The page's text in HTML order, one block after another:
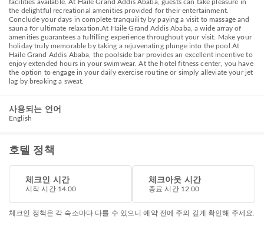
facilities available. At Haile Grand Addis Ababa, guests can take pleasure in
the delightful recreational amenities provided for their entertainment.
Conclude your days in complete tranquility by paying a visit to massage and
sauna for ultimate relaxation.At Haile Grand Addis Ababa, a wide array of
amenities guarantees a fulfilling experience throughout your visit. Make your
holiday truly memorable by taking a rejuvenating plunge into the pool.At
Haile Grand Addis Ababa, the poolside bar provides an excellent incentive to
enjoy extended hours in your swimwear. At the hotel fitness center, you have
the option to engage in your daily exercise routine or simply alleviate your jet
lag by breaking a sweat.
사용되는 언어
English
호텔 정책
체크인 시간
시작 시간 14.00
체크아웃 시간
종료 시간 12.00
체크인 정책은 각 숙소마다 다를 수 있으니 예약 전에 주의 깊게 확인해 주세요.